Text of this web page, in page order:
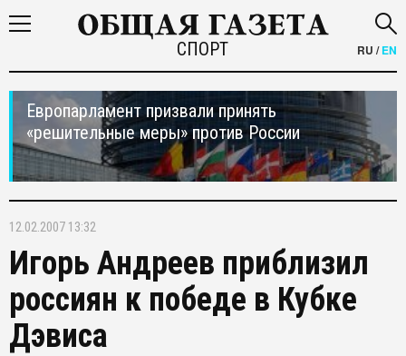
СПОРТ RU /EN
Европарламент призвали принять
«решительные меры» против России
12.02.2007 13:32
Игорь Андреев приблизил
россиян к победе в Кубке
Дэвиса